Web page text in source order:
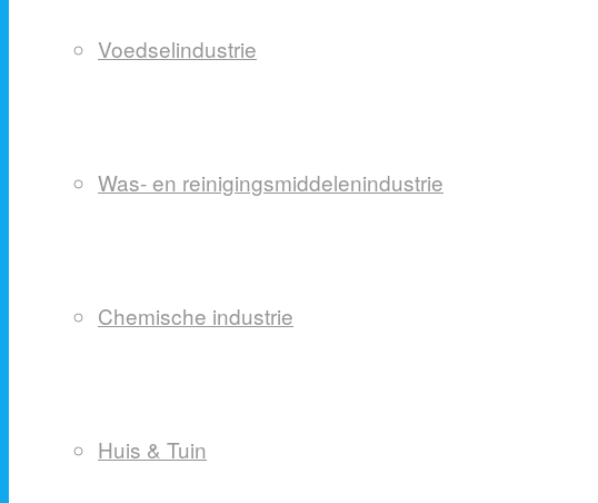
Voedselindustrie
Was- en reinigingsmiddelenindustrie
Chemische industrie
Huis & Tuin